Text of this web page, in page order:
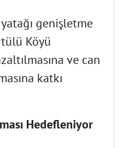
genişletme
Köyü
ve can
katkı
Hedefleniyor